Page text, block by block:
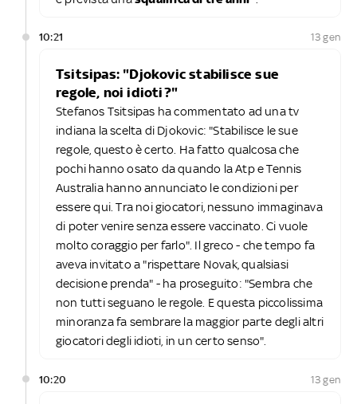
10:21 13 gen
Tsitsipas: "Djokovic stabilisce sue
regole, noi idioti?"
Stefanos Tsitsipas ha commentato ad una tv
indiana la scelta di Djokovic: "Stabilisce le sue
regole, questo è certo. Ha fatto qualcosa che
pochi hanno osato da quando la Atp e Tennis
Australia hanno annunciato le condizioni per
essere qui. Tra noi giocatori, nessuno immaginava
di poter venire senza essere vaccinato. Ci vuole
molto coraggio per farlo". Il greco - che tempo fa
aveva invitato a "rispettare Novak, qualsiasi
decisione prenda" - ha proseguito: "Sembra che
non tutti seguano le regole. E questa piccolissima
minoranza fa sembrare la maggior parte degli altri
giocatori degli idioti, in un certo senso".
10:20 13 gen